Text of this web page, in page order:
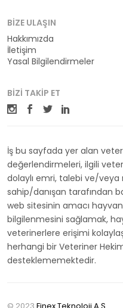
BIZE ULAŞIN
Hakkımızda
İletişim
Yasal Bilgilendirmeler
BIZI TAKIP ET
İş bu sayfada yer alan
değerlendirmeleri, ilgili
dolaylı emri, talebi ve/veya
sahip/danışan tarafından
web sitesinin amacı
bilgilenmesini sağlamak,
veterinerlere erişimi
herhangi bir Veteriner
desteklememektedir.